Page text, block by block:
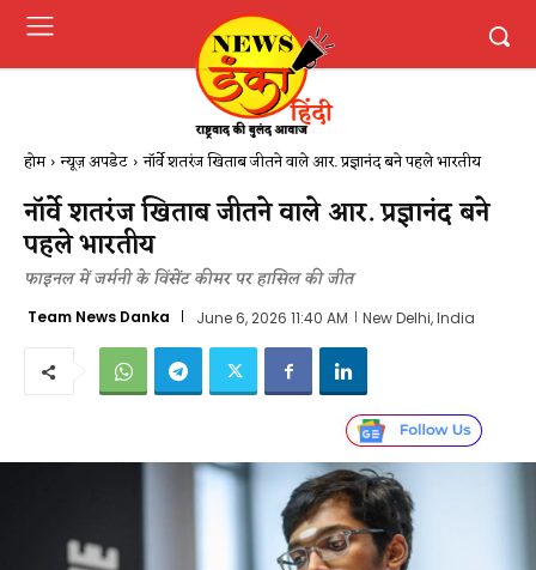
होम न्यूज़ अपडेट नॉर्वे शतरंज खिताब जीतने वाले आर. प्रज्ञानंद बने पहले भारतीय
नॉर्वे शतरंज खिताब जीतने वाले आर. प्रज्ञानंद बने
पहले भारतीय
फाइनल में जर्मनी के विंसेंट कीमर पर हासिल की जीत
Team News Danka June 6, 2026 11:40 AM New Delhi, India